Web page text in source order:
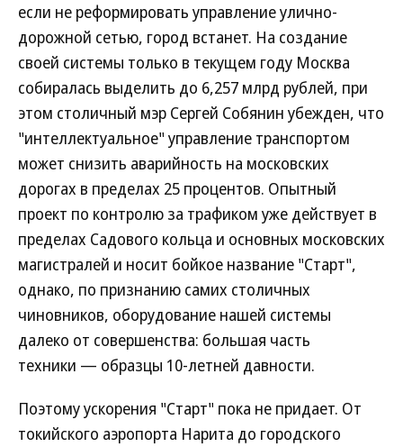
если не реформировать управление улично-
дорожной сетью, город встанет. На создание
своей системы только в текущем году Москва
собиралась выделить до 6,257 млрд рублей, при
этом столичный мэр Сергей Собянин убежден, что
"интеллектуальное" управление транспортом
может снизить аварийность на московских
дорогах в пределах 25 процентов. Опытный
проект по контролю за трафиком уже действует в
пределах Садового кольца и основных московских
магистралей и носит бойкое название "Старт",
однако, по признанию самих столичных
чиновников, оборудование нашей системы
далеко от совершенства: большая часть
техники — образцы 10-летней давности.
Поэтому ускорения "Старт" пока не придает. От
токийского аэропорта Нарита до городского